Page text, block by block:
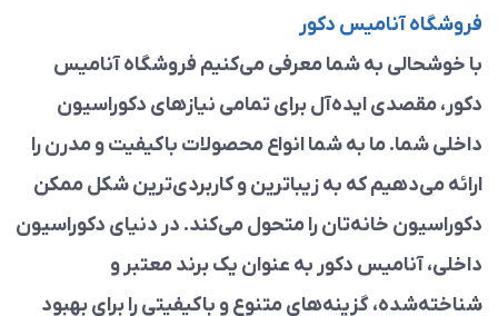
فروشگاه آنامیس دکور
با خوشحالی به شما معرفی می‌کنیم فروشگاه آنامیس
دکور، مقصدی ایده‌آل برای تمامی نیازهای دکوراسیون
داخلی شما. ما به شما انواع محصولات باکیفیت و مدرن را
ارائه می‌دهیم که به زیباترین و کاربردی‌ترین شکل ممکن
دکوراسیون خانه‌تان را متحول می‌کند. در دنیای دکوراسیون
داخلی، آنامیس دکور به عنوان یک برند معتبر و
شناخته‌شده، گزینه‌های متنوع و باکیفیتی را برای بهبود